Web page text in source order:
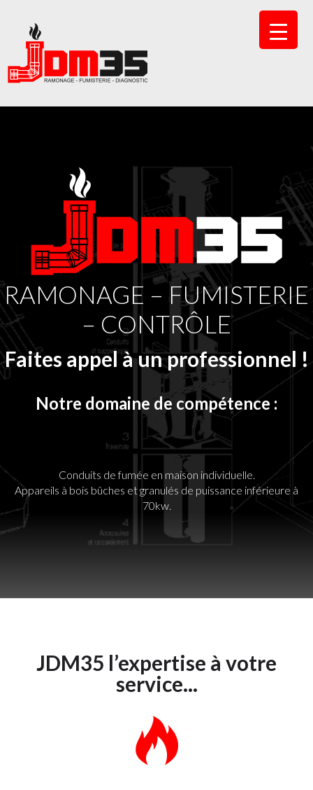
RAMONAGE – FUMISTERIE
– CONTRÔLE
Faites appel à un professionnel !
Notre domaine de compétence :
Conduits de fumée en maison individuelle.
Appareils à bois bûches et granulés de puissance inférieure à
70kw.
JDM35 l’expertise à votre
service...